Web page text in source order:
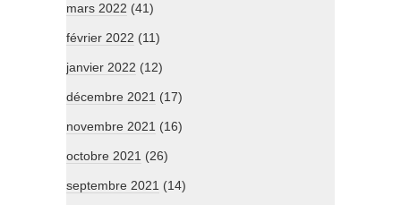
mars 2022 (41)
février 2022 (11)
janvier 2022 (12)
décembre 2021 (17)
novembre 2021 (16)
octobre 2021 (26)
septembre 2021 (14)